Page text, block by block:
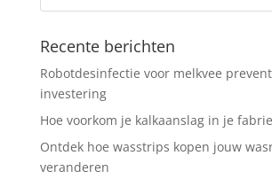
Recente berichten
Robotdesinfectie voor melkvee
investering
Hoe voorkom je kalkaanslag in je
Ontdek hoe wasstrips kopen jouw
veranderen